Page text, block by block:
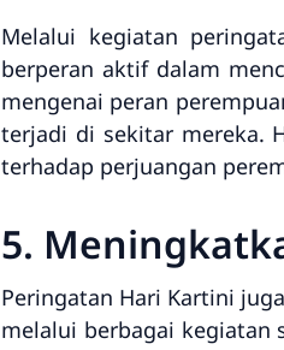
Melalui kegiatan
berperan aktif dalam
mengenai peran
terjadi di sekitar mereka.
terhadap perjuangan
5.
Peringatan Hari Kartini
melalui berbagai kegiatan